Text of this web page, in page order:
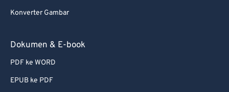
Konverter Gambar
Dokumen & E-book
PDF ke WORD
EPUB ke PDF